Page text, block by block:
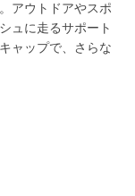
アウトドアやスポ
ュに走るサポート
ャップで、さらな